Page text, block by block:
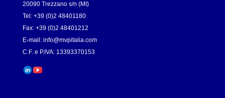
20090 Trezzano s/n (MI)
Tel: +39 (0)2 48401180
Fax: +39 (0)2 48401212
E-mail: info@mvpitalia.com
C.F. e P.IVA: 13393370153